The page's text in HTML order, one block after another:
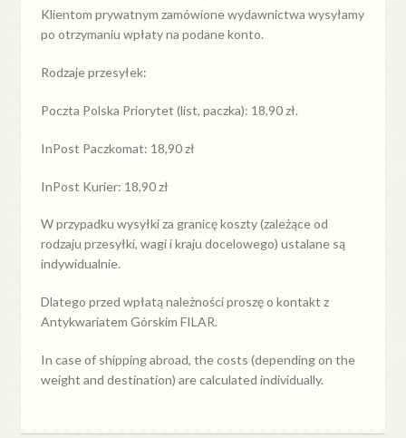
Klientom prywatnym zamówione wydawnictwa wysyłamy
po otrzymaniu wpłaty na podane konto.
Rodzaje przesyłek:
Poczta Polska Priorytet (list, paczka): 18,90 zł.
InPost Paczkomat: 18,90 zł
InPost Kurier: 18,90 zł
W przypadkuwysyłkiza granicękoszty (zależące od
rodzaju przesyłki, wagi i kraju docelowego) ustalane są
indywidualnie.
Dlatego przed wpłatą należności proszę o kontakt z
Antykwariatem Górskim FILAR.
In case of shipping abroad, the costs (depending on the
weight and destination) are calculated individually.